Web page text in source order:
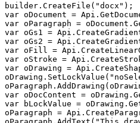
builder.CreateFile("docx");
var oDocument =
var oParagraph =
var oGs1 =
var oGs2 =
var oFill =
var oStroke =
var oDrawing =
var oDocContent =
var bLockValue =
oParagraph =